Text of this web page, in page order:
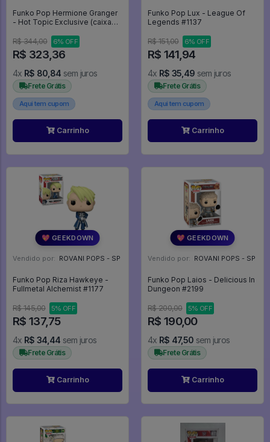
Funko Pop Hermione Granger
- Hot Topic Exclusive (caixa
R$ 344,00
6% OFF
R$ 323,36
4x R$ 80,84 sem juros
Frete Grátis
Aqui tem cupom
Carrinho
Funko Pop Lux - League Of
Legends #1137
R$ 151,00 6% OFF
R$ 141,94
4x R$ 35,49 sem juros
Frete Grátis
Aqui tem cupom
Carrinho
💖 GEEKDOWN
Vendido por: ROVANI POPS - SP
Funko Pop Riza Hawkeye -
Fullmetal Alchemist #1177
R$ 145,00 5% OFF
R$ 137,75
4x R$ 34,44 sem juros
Frete Grátis
Carrinho
💖 GEEKDOWN
Vendido por: ROVANI POPS - SP
Funko Pop Laios - Delicious In
Dungeon #2199
R$ 200,00 5% OFF
R$ 190,00
4x R$ 47,50 sem juros
Frete Grátis
Carrinho